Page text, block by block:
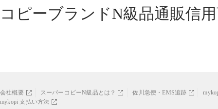
コピーブランドN級品通販信
会社概要 スーパーコピーN級品とは？ 佐川急便・EMS追跡
mykopi 支払い方法